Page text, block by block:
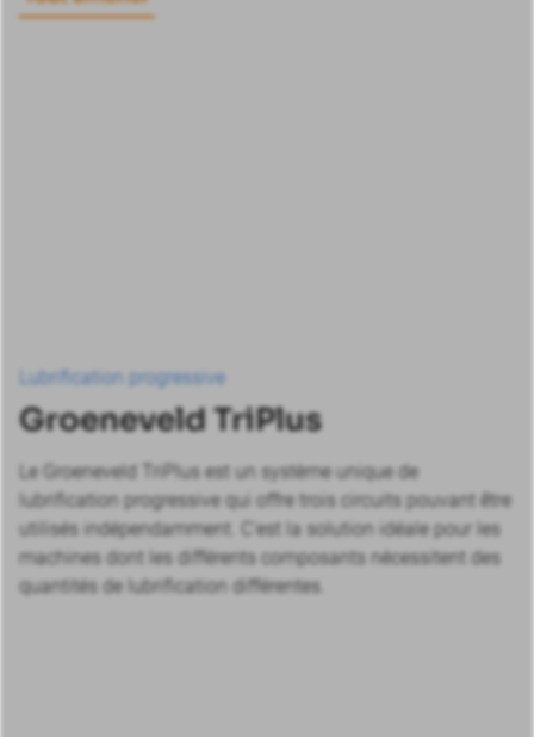
Lubrification progressive
Groeneveld TriPlus
Le Groeneveld TriPlus est un système unique de
lubrification progressive qui offre trois circuits pouvant être
utilisés indépendamment. C'est la solution idéale pour les
machines dont les différents composants nécessitent des
quantités de lubrification différentes.